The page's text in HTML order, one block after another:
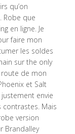
qu’on
Robe que
en ligne. Je
faire mon
les soldes
sur the only
de mon
et Salt
envie
Mais
version
Brandalley